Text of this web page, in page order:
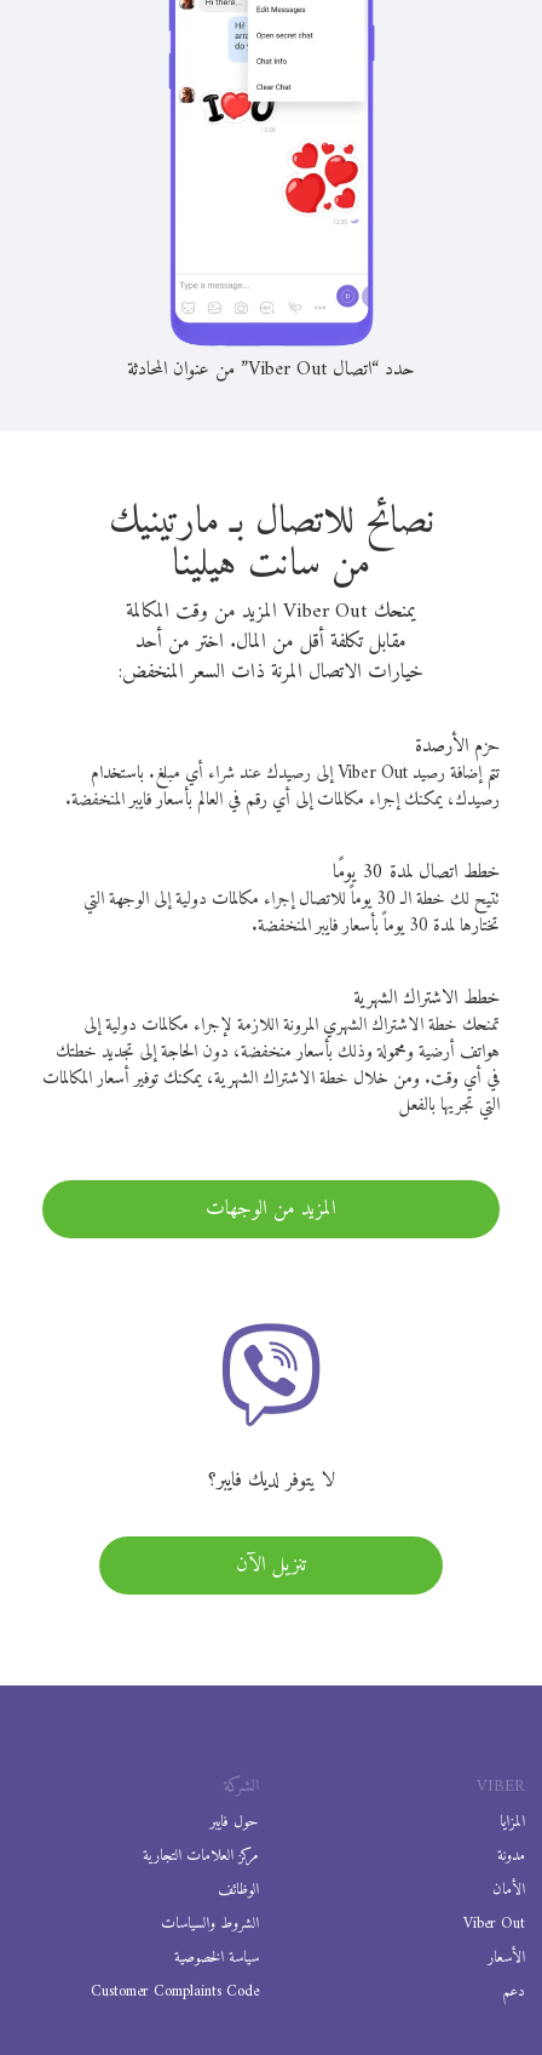
حدد “اتصال Viber Out” من عنوان المحادثة
نصائح للاتصال بـ مارتينيك
من سانت هيلينا
يمنحك Viber Out المزيد من وقت المكالمة
مقابل تكلفة أقل من المال. اختر من أحد
خيارات الاتصال المرنة ذات السعر المنخفض:
حزم الأرصدة
تتم إضافة رصيد Viber Out إلى رصيدك عند شراء أي مبلغ. باستخدام
رصيدك، يمكنك إجراء مكالمات إلى أي رقم في العالم بأسعار فايبر المنخفضة.
خطط اتصال لمدة 30 يومًا
تتيح لك خطة الـ 30 يوماً للاتصال إجراء مكالمات دولية إلى الوجهة التي
تختارها لمدة 30 يوماً بأسعار فايبر المنخفضة.
خطط الاشتراك الشهرية
تمنحك خطة الاشتراك الشهري المرونة اللازمة لإجراء مكالمات دولية إلى
هواتف أرضية ومحمولة وذلك بأسعار منخفضة، دون الحاجة إلى تجديد خطتك
في أي وقت. ومن خلال خطة الاشتراك الشهرية، يمكنك توفير أسعار المكالمات
التي تجريها بالفعل
المزيد من الوجهات
لا يتوفر لديك فايبر؟
تنزيل الآن
VIBER
المزايا
مدونة
الأمان
Viber Out
الأسعار
دعم
الشركة
حول فايبر
مركز العلامات التجارية
الوظائف
الشروط والسياسات
سياسة الخصوصية
Customer Complaints Code